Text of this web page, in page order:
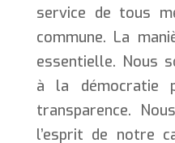
service de tous
commune. La
essentielle. Nous
à la démocratie
transparence.
l’esprit de notre